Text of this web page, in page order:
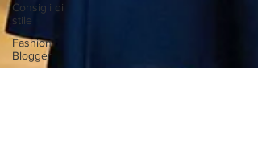
Consigli di
stile
Fashion
Blogger